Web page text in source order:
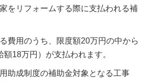
をリフォームする際に支払われる補
費用のうち、限度額20万円の中から
18万円）が支払われます。
助成制度の補助金対象となる工事